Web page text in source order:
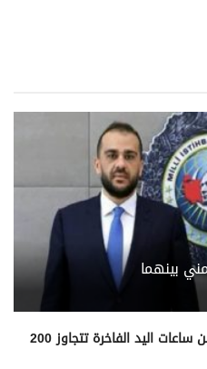
بينهما
ثروة محمد صلاح من ساعات اليد الفاخرة تتجاوز 200